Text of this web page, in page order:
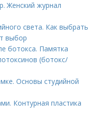
Женский журнал
света. Как выбрать
выбор
ботокса. Памятка
(ботокс/
Основы студийной
Контурная пластика